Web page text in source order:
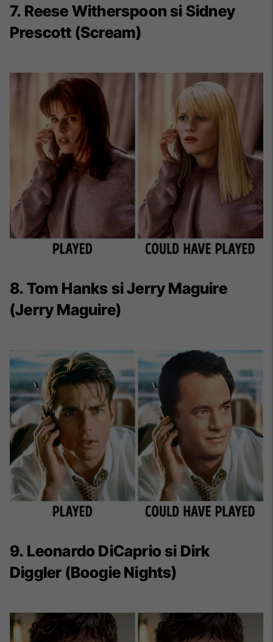
7. Reese Witherspoon si Sidney
Prescott (Scream)
8. Tom Hanks si Jerry Maguire
(Jerry Maguire)
9. Leonardo DiCaprio si Dirk
Diggler (Boogie Nights)